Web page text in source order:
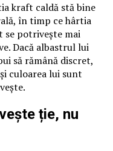
kraft caldă stă bine
în timp ce hârtia
se potrivește mai
Dacă albastrul lui
să rămână discret,
culoarea lui sunt
ție, nu